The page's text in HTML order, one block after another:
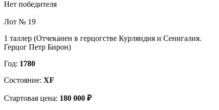
Нет победителя
Лот № 19
1 таллер (Отчеканен в герцогстве Курляндия и Сенигалия.
Герцог Петр Бирон)
Год: 1780
Состояние: XF
Стартовая цена: 180 000 ₽